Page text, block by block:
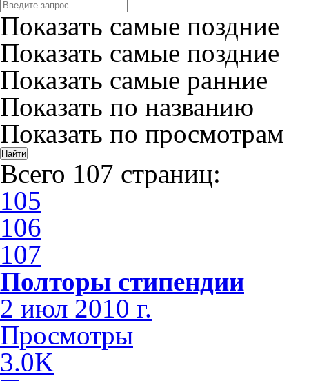
Показать самые поздние
Показать самые поздние
Показать самые ранние
Показать по названию
Показать по просмотрам
Всего 107 страниц:
105
106
107
Полторы стипендии
2 июл 2010 г.
Просмотры
3.0K